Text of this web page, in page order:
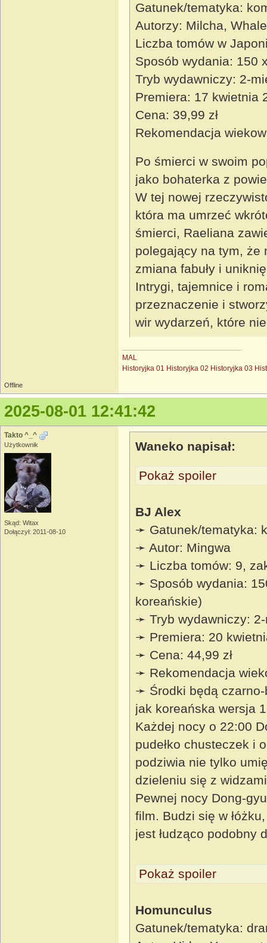
Gatunek/tematyka:
Autorzy: Milcha, Whale
Liczba tomów w
Sposób wydania: 150
Tryb wydawniczy: 2-
Premiera: 17 kwietnia
Cena: 39,99 zł
Rekomendacja
Po śmierci w swoim
jako bohaterka z
W tej nowej
która ma umrzeć
śmierci, Raeliana
polegający na tym, że
zmiana fabuły i
Intrygi, tajemnice i
przeznaczenie i
wir wydarzeń, które
MAL
Historyjka 01 Historyjka 02 Historyjka 03
Offline
2025-08-01 12:41:42
Takto ^_^
Użytkownik
Skąd: Witax
Dołączył: 2011-08-10
Waneko napisał:
Pokaż spoiler
BJ Alex
➛ Gatunek/tematyka:
➛ Autor: Mingwa
➛ Liczba tomów: 9,
➛ Sposób wydania:
koreańskie)
➛ Tryb wydawniczy:
➛ Premiera: 20
➛ Cena: 44,99 zł
➛ Rekomendacja
➛ Środki będą czarno-
jak koreańska wersja
Każdej nocy o 22:00
pudełko chusteczek i
podziwia nie tylko
dzieleniu się z
Pewnej nocy Dong-
film. Budzi się w
jest łudząco podobny
Pokaż spoiler
Homunculus
Gatunek/tematyka: